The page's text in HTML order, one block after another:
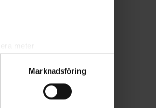
. Du kan ändra
Marknadsföring